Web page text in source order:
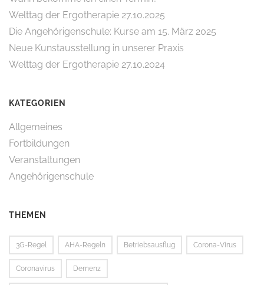
Welttag der Ergotherapie 27.10.2025
Die Angehörigenschule: Kurse am 15. März 2025
Neue Kunstausstellung in unserer Praxis
Welttag der Ergotherapie 27.10.2024
KATEGORIEN
Allgemeines
Fortbildungen
Veranstaltungen
Angehörigenschule
THEMEN
3G-Regel AHA-Regeln Betriebsausflug Corona-Virus
Coronavirus Demenz